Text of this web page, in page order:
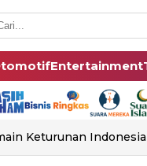
Entertainment
Keturunan Indonesia